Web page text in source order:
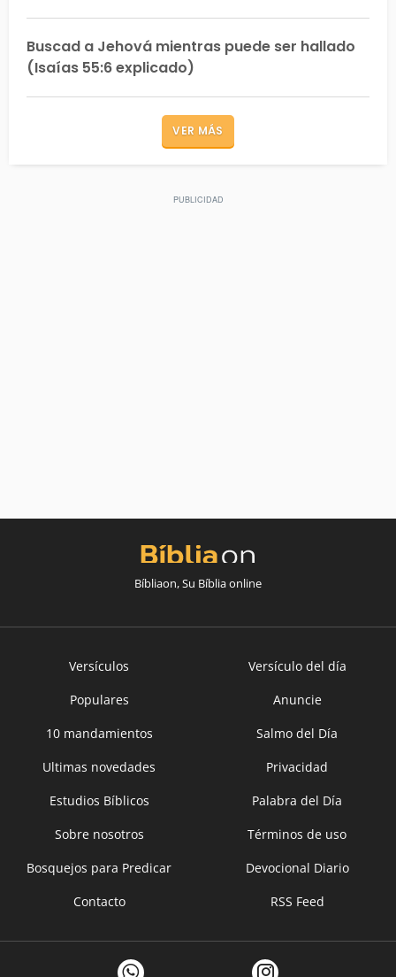
Buscad a Jehová mientras puede ser hallado
(Isaías 55:6 explicado)
VER MÁS
Bíbliaon, Su Bíblia online
Versículos
Versículo del día
Populares
Anuncie
10 mandamientos
Salmo del Día
Ultimas novedades
Privacidad
Estudios Bíblicos
Palabra del Día
Sobre nosotros
Términos de uso
Bosquejos para Predicar
Devocional Diario
Contacto
RSS Feed